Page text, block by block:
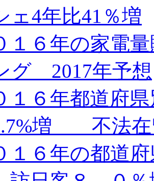
ェ4年比41％増
１６年の家電
グ 2017年予想
１６年都道府
増 不法在
１６年の都道